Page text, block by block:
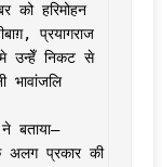
को हरिमोहन
प्रयागराज
उन्हेँ निकट से
भावांजलि
बताया–
अलग प्रकार की